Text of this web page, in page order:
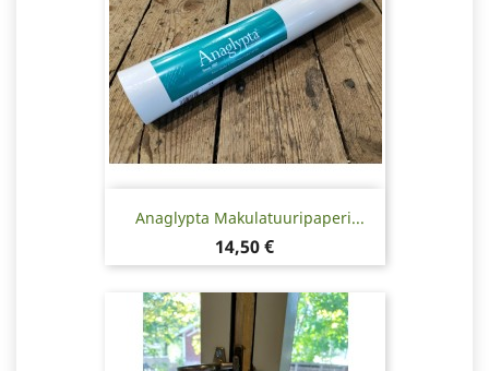
Anaglypta Makulatuuripaperi...
Hinta
14,50 €